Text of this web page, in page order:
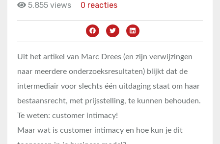
5.855 views
0 reacties
Uit het artikel van Marc Drees (en zijn verwijzingen
naar meerdere onderzoeksresultaten) blijkt dat de
intermediair voor slechts één uitdaging staat om haar
bestaansrecht, met prijsstelling, te kunnen behouden.
Te weten: customer intimacy!
Maar wat is customer intimacy en hoe kun je dit